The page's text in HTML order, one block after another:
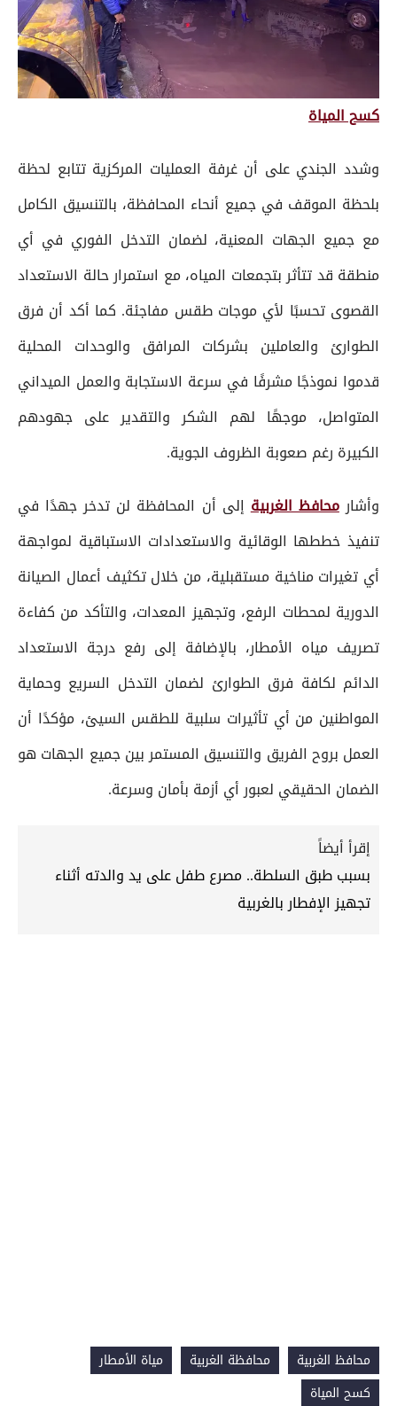
كسح المياة
وشدد الجندي على أن غرفة العمليات المركزية تتابع لحظة
بلحظة الموقف في جميع أنحاء المحافظة، بالتنسيق الكامل
مع جميع الجهات المعنية، لضمان التدخل الفوري في أي
منطقة قد تتأثر بتجمعات المياه، مع استمرار حالة الاستعداد
القصوى تحسبًا لأي موجات طقس مفاجئة. كما أكد أن فرق
الطوارئ والعاملين بشركات المرافق والوحدات المحلية
قدموا نموذجًا مشرفًا في سرعة الاستجابة والعمل الميداني
المتواصل، موجهًا لهم الشكر والتقدير على جهودهم
الكبيرة رغم صعوبة الظروف الجوية.
وأشارمحافظ الغربيةإلى أن المحافظة لن تدخر جهدًا في
تنفيذ خططها الوقائية والاستعدادات الاستباقية لمواجهة
أي تغيرات مناخية مستقبلية، من خلال تكثيف أعمال الصيانة
الدورية لمحطات الرفع، وتجهيز المعدات، والتأكد من كفاءة
تصريف مياه الأمطار، بالإضافة إلى رفع درجة الاستعداد
الدائم لكافة فرق الطوارئ لضمان التدخل السريع وحماية
المواطنين من أي تأثيرات سلبية للطقس السيئ، مؤكدًا أن
العمل بروح الفريق والتنسيق المستمر بين جميع الجهات هو
الضمان الحقيقي لعبور أي أزمة بأمان وسرعة.
إقرأ أيضاً
بسبب طبق السلطة.. مصرع طفل على يد والدته أثناء
تجهيز الإفطار بالغربية
محافظ الغربية محافظة الغربية
مياة الأمطار
كسح المياة